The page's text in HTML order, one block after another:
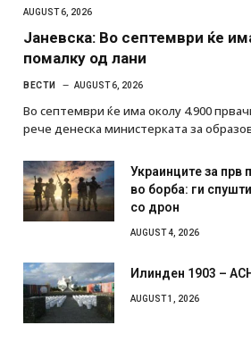
AUGUST 6, 2026
Јаневска: Во септември ќе
помалку од лани
ВЕСТИ AUGUST 6, 2026
Во септември ќе има околу 4.900
рече денеска министерката за
Украинците за прв
во борба: ги
со дрон
AUGUST 4, 2026
Илинден 1903 –
AUGUST 1, 2026